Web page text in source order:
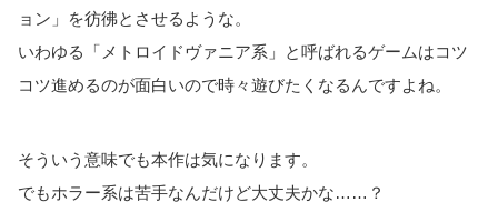
ョン」を彷彿とさせるような。
いわゆる「メトロイドヴァニア系」と呼ばれるゲームはコツ
コツ進めるのが面白いので時々遊びたくなるんですよね。
そういう意味でも本作は気になります。
でもホラー系は苦手なんだけど大丈夫かな……？